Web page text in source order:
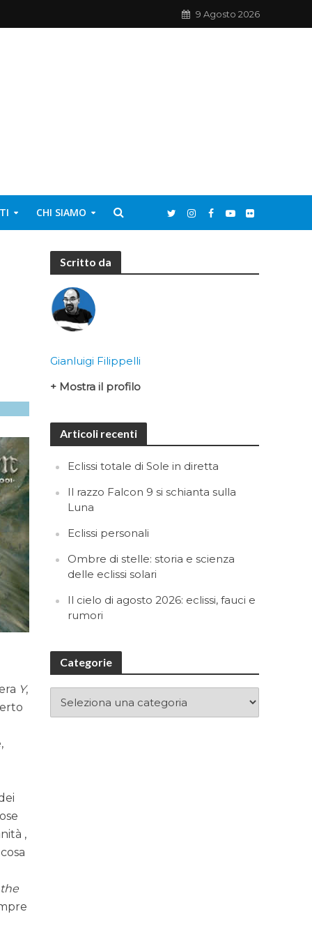
9 Agosto 2026
CHI SIAMO
Y,
,
Scritto da
Gianluigi Filippelli
+ Mostra il profilo
Articoli recenti
Eclissi totale di Sole in diretta
Il razzo Falcon 9 si schianta sulla
Luna
Eclissi personali
Ombre di stelle: storia e scienza
delle eclissi solari
Il cielo di agosto 2026: eclissi, fauci e
rumori
Categorie